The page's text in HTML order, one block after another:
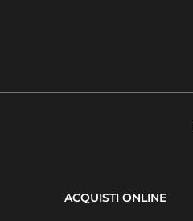
ACQUISTI ONLINE